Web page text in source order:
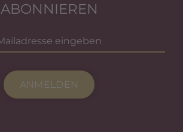
ABONNIEREN
ANMELDEN